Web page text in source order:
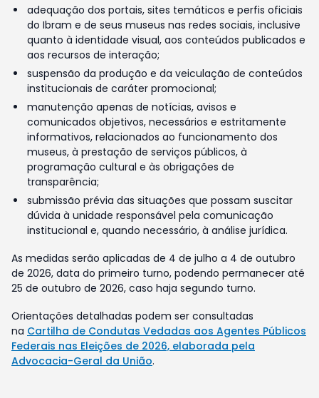
adequação dos portais, sites temáticos e perfis oficiais
do Ibram e de seus museus nas redes sociais, inclusive
quanto à identidade visual, aos conteúdos publicados e
aos recursos de interação;
suspensão da produção e da veiculação de conteúdos
institucionais de caráter promocional;
manutenção apenas de notícias, avisos e
comunicados objetivos, necessários e estritamente
informativos, relacionados ao funcionamento dos
museus, à prestação de serviços públicos, à
programação cultural e às obrigações de
transparência;
submissão prévia das situações que possam suscitar
dúvida à unidade responsável pela comunicação
institucional e, quando necessário, à análise jurídica.
As medidas serão aplicadas de 4 de julho a 4 de outubro
de 2026, data do primeiro turno, podendo permanecer até
25 de outubro de 2026, caso haja segundo turno.
Orientações detalhadas podem ser consultadas
na Cartilha de Condutas Vedadas aos Agentes Públicos
Federais nas Eleições de 2026, elaborada pela
Advocacia-Geral da União.